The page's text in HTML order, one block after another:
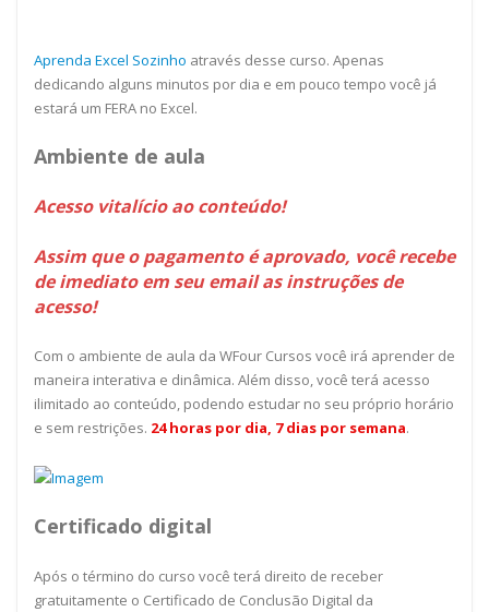
Aprenda Excel Sozinho através desse curso. Apenas
dedicando alguns minutos por dia e em pouco tempo você já
estará um FERA no Excel.
Ambiente de aula
Acesso vitalício ao conteúdo!
Assim que o pagamento é aprovado, você recebe
de imediato em seu email as instruções de
acesso!
Com o ambiente de aula da WFour Cursos você irá aprender de
maneira interativa e dinâmica. Além disso, você terá acesso
ilimitado ao conteúdo, podendo estudar no seu próprio horário
e sem restrições. 24 horas por dia, 7 dias por semana.
Certificado digital
Após o término do curso você terá direito de receber
gratuitamente o Certificado de Conclusão Digital da